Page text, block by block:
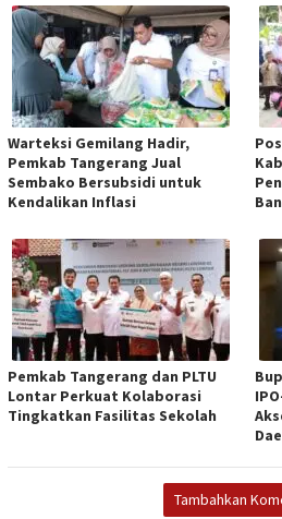
Warteksi Gemilang Hadir,
Pemkab Tangerang Jual
Sembako Bersubsidi untuk
Kendalikan Inflasi
Pemkab Tangerang dan PLTU
Lontar Perkuat Kolaborasi
Tingkatkan Fasilitas Sekolah
Tambahkan